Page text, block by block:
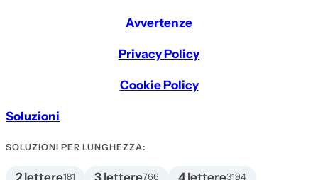
Avvertenze
Privacy Policy
Cookie Policy
Soluzioni
SOLUZIONI PER LUNGHEZZA:
181 766 3194